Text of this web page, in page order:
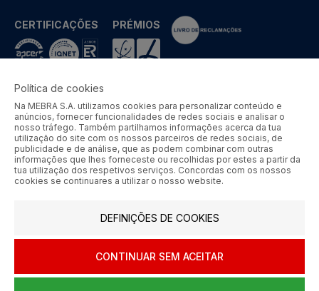
CERTIFICAÇÕES PRÉMIOS
MEBRA - Comércio por Grosso de Metais e Acessórios de Braga
S.A. © 2026 Todos os direitos reservados.
Aos preços apresentados acresce IVA à taxa em vigor.
SIGA-NOS
Política de cookies
Na MEBRA S.A. utilizamos cookies para personalizar conteúdo e
anúncios, fornecer funcionalidades de redes sociais e analisar o
nosso tráfego. Também partilhamos informações acerca da tua
utilização do site com os nossos parceiros de redes sociais, de
publicidade e de análise, que as podem combinar com outras
informações que lhes forneceste ou recolhidas por estes a partir da
tua utilização dos respetivos serviços. Concordas com os nossos
cookies se continuares a utilizar o nosso website.
DEFINIÇÕES DE COOKIES
CONTINUAR SEM ACEITAR